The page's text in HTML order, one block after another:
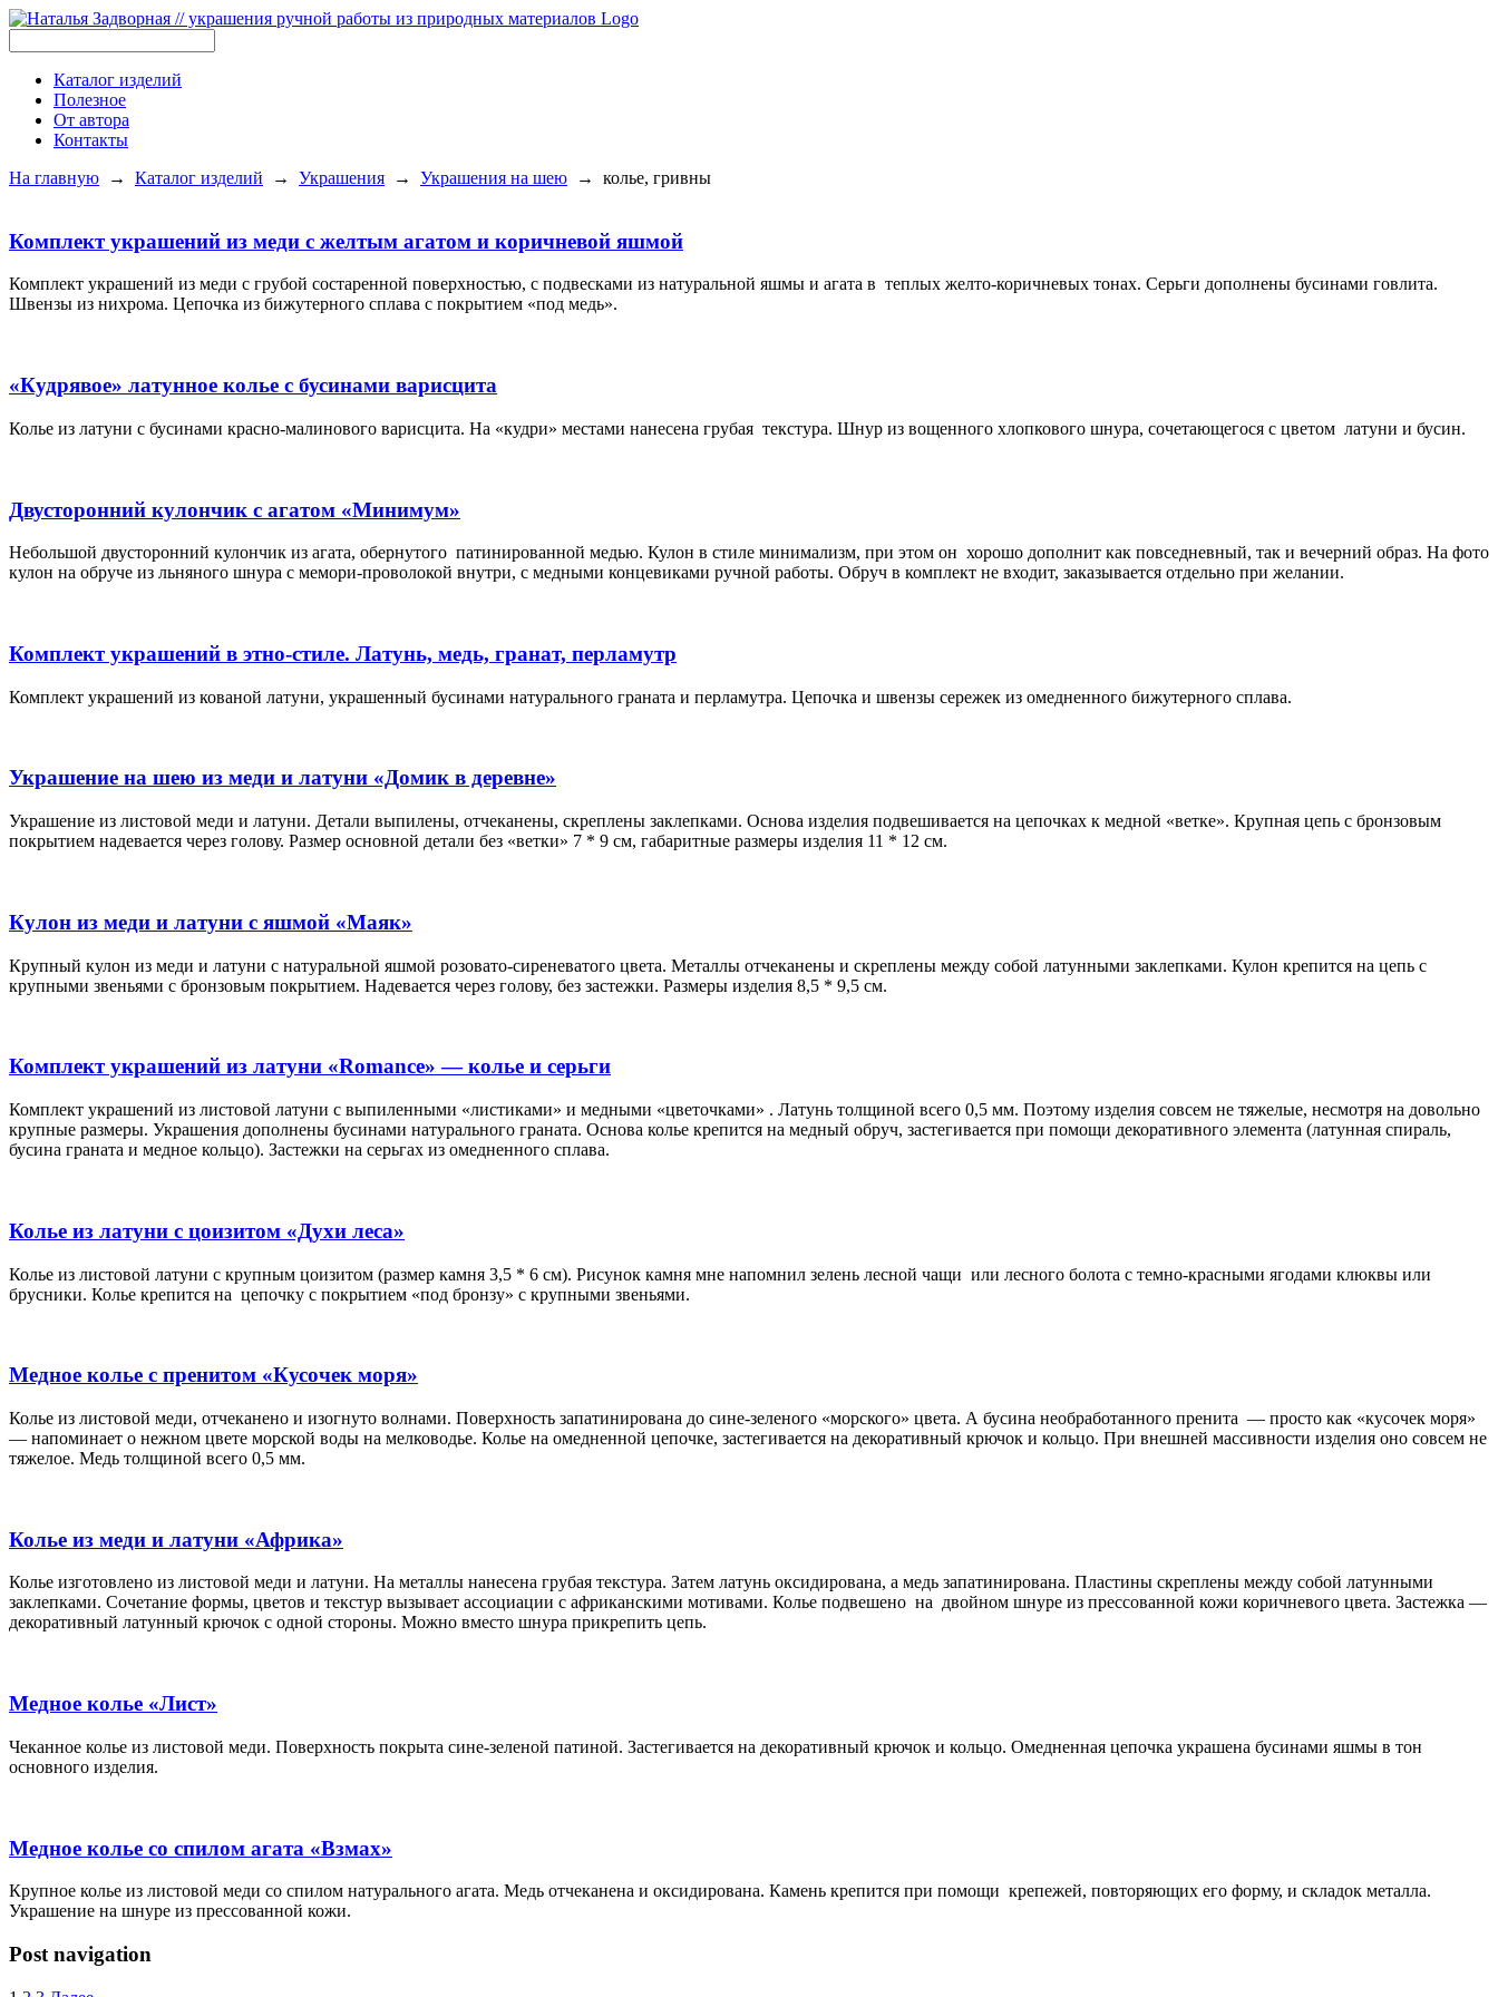
Каталог изделий
Полезное
От автора
Контакты
На главную → Каталог изделий → Украшения → Украшения на шею → колье, гривны
Комплект украшений из меди с желтым агатом и коричневой яшмой
Комплект украшений из меди с грубой состаренной поверхностью, с подвесками из натуральной яшмы и агата в теплых желто-коричневых тонах. Серьги дополнены бусинами говлита.
Швензы из нихрома. Цепочка из бижутерного сплава с покрытием «под медь».
«Кудрявое» латунное колье с бусинами варисцита
Колье из латуни с бусинами красно-малинового варисцита. На «кудри» местами нанесена грубая текстура. Шнур из вощенного хлопкового шнура, сочетающегося с цветом латуни и бусин.
Двусторонний кулончик с агатом «Минимум»
Небольшой двусторонний кулончик из агата, обернутого патинированной медью. Кулон в стиле минимализм, при этом он хорошо дополнит как повседневный, так и вечерний образ. На фото
кулон на обруче из льняного шнура с мемори-проволокой внутри, с медными концевиками ручной работы. Обруч в комплект не входит, заказывается отдельно при желании.
Комплект украшений в этно-стиле. Латунь, медь, гранат, перламутр
Комплект украшений из кованой латуни, украшенный бусинами натурального граната и перламутра. Цепочка и швензы сережек из омедненного бижутерного сплава.
Украшение на шею из меди и латуни «Домик в деревне»
Украшение из листовой меди и латуни. Детали выпилены, отчеканены, скреплены заклепками. Основа изделия подвешивается на цепочках к медной «ветке». Крупная цепь с бронзовым
покрытием надевается через голову. Размер основной детали без «ветки» 7 * 9 см, габаритные размеры изделия 11 * 12 см.
Кулон из меди и латуни с яшмой «Маяк»
Крупный кулон из меди и латуни с натуральной яшмой розовато-сиреневатого цвета. Металлы отчеканены и скреплены между собой латунными заклепками. Кулон крепится на цепь с
крупными звеньями с бронзовым покрытием. Надевается через голову, без застежки. Размеры изделия 8,5 * 9,5 см.
Комплект украшений из латуни «Romance» — колье и серьги
Комплект украшений из листовой латуни с выпиленными «листиками» и медными «цветочками» . Латунь толщиной всего 0,5 мм. Поэтому изделия совсем не тяжелые, несмотря на довольно
крупные размеры. Украшения дополнены бусинами натурального граната. Основа колье крепится на медный обруч, застегивается при помощи декоративного элемента (латунная спираль,
бусина граната и медное кольцо). Застежки на серьгах из омедненного сплава.
Колье из латуни с цоизитом «Духи леса»
Колье из листовой латуни с крупным цоизитом (размер камня 3,5 * 6 см). Рисунок камня мне напомнил зелень лесной чащи или лесного болота с темно-красными ягодами клюквы или
брусники. Колье крепится на цепочку с покрытием «под бронзу» с крупными звеньями.
Медное колье с пренитом «Кусочек моря»
Колье из листовой меди, отчеканено и изогнуто волнами. Поверхность запатинирована до сине-зеленого «морского» цвета. А бусина необработанного пренита — просто как «кусочек моря»
— напоминает о нежном цвете морской воды на мелководье. Колье на омедненной цепочке, застегивается на декоративный крючок и кольцо. При внешней массивности изделия оно совсем не
тяжелое. Медь толщиной всего 0,5 мм.
Колье из меди и латуни «Африка»
Колье изготовлено из листовой меди и латуни. На металлы нанесена грубая текстура. Затем латунь оксидирована, а медь запатинирована. Пластины скреплены между собой латунными
заклепками. Сочетание формы, цветов и текстур вызывает ассоциации с африканскими мотивами. Колье подвешено на двойном шнуре из прессованной кожи коричневого цвета. Застежка —
декоративный латунный крючок с одной стороны. Можно вместо шнура прикрепить цепь.
Медное колье «Лист»
Чеканное колье из листовой меди. Поверхность покрыта сине-зеленой патиной. Застегивается на декоративный крючок и кольцо. Омедненная цепочка украшена бусинами яшмы в тон
основного изделия.
Медное колье со спилом агата «Взмах»
Крупное колье из листовой меди со спилом натурального агата. Медь отчеканена и оксидирована. Камень крепится при помощи крепежей, повторяющих его форму, и складок металла.
Украшение на шнуре из прессованной кожи.
Post navigation